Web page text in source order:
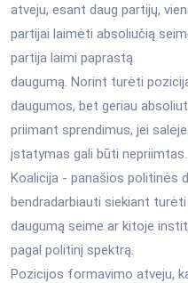
atveju, esant daug partijų,
partijai laimėti absoliučią
partija laimi paprastą
daugumą. Norint turėti
daugumos, bet geriau
priimant sprendimus, jei
įstatymas gali būti nepriimtas.
Koalicija - panašios politinės
bendradarbiauti siekiant turėti
daugumą seime ar kitoje
pagal politinį spektrą.
Pozicijos formavimo atveju,